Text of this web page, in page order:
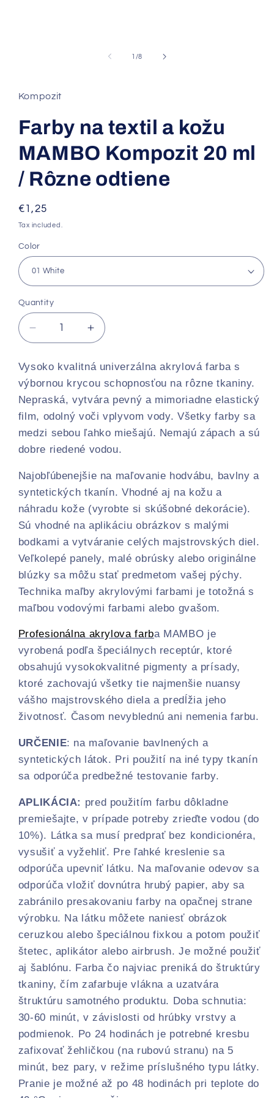
1 /of
8
Kompozit
Farby na textil a kožu
MAMBO Kompozit 20 ml
/ Rôzne odtiene
Regular
price
€1,25
Tax included.
Color
Quantity
Decrease
quantity
for
Farby
na
textil
a
kožu
Kompozit
ml
/
Rôzne
odtiene
Increase
quantity
for
Farby
na
textil
a
kožu
Kompozit
ml
/
Rôzne
odtiene
Vysoko kvalitná univerzálna akrylová farba s
výbornou krycou schopnosťou na rôzne tkaniny.
Nepraská, vytvára pevný a mimoriadne elastický
film, odolný voči vplyvom vody. Všetky farby sa
medzi sebou ľahko miešajú. Nemajú zápach a sú
dobre riedené vodou.
Najobľúbenejšie na maľovanie hodvábu, bavlny a
syntetických tkanín. Vhodné aj na kožu a
náhradu kože (vyrobte si skúšobné dekorácie).
Sú vhodné na aplikáciu obrázkov s malými
bodkami a vytváranie celých majstrovských diel.
Veľkolepé panely, malé obrúsky alebo originálne
blúzky sa môžu stať predmetom vašej pýchy.
Technika maľby akrylovými farbami je totožná s
maľbou vodovými farbami alebo gvašom.
Profesionálna akrylova farba MAMBO je
vyrobená podľa špeciálnych receptúr, ktoré
obsahujú vysokokvalitné pigmenty a prísady,
ktoré zachovajú všetky tie najmenšie nuansy
vášho majstrovského diela a predĺžia jeho
životnosť. Časom nevyblednú ani nemenia farbu.
URČENIE: na maľovanie bavlnených a
syntetických látok. Pri použití na iné typy tkanín
sa odporúča predbežné testovanie farby.
APLIKÁCIA: pred použitím farbu dôkladne
premiešajte, v prípade potreby zrieďte vodou (do
10%). Látka sa musí predprať bez kondicionéra,
vysušiť a vyžehliť. Pre ľahké kreslenie sa
odporúča upevniť látku. Na maľovanie odevov sa
odporúča vložiť dovnútra hrubý papier, aby sa
zabránilo presakovaniu farby na opačnej strane
výrobku. Na látku môžete naniesť obrázok
ceruzkou alebo špeciálnou fixkou a potom použiť
štetec, aplikátor alebo airbrush. Je možné použiť
aj šablónu. Farba čo najviac preniká do štruktúry
tkaniny, čím zafarbuje vlákna a uzatvára
štruktúru samotného produktu. Doba schnutia:
30-60 minút, v závislosti od hrúbky vrstvy a
podmienok. Po 24 hodinách je potrebné kresbu
zafixovať žehličkou (na rubovú stranu) na 5
minút, bez pary, v režime príslušného typu látky.
Pranie je možné až po 48 hodinách pri teplote do